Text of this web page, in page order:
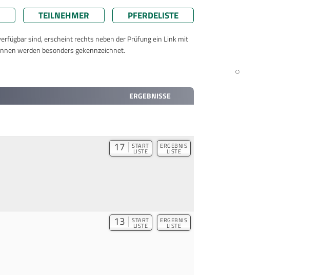
TEILNEHMER PFERDELISTE
sind, erscheint rechts neben der Prüfung ein Link mit
werden besonders gekennzeichnet.
ERGEBNISSE
17 START
LISTE
ERGEBNIS
LISTE
13 START
LISTE
ERGEBNIS
LISTE